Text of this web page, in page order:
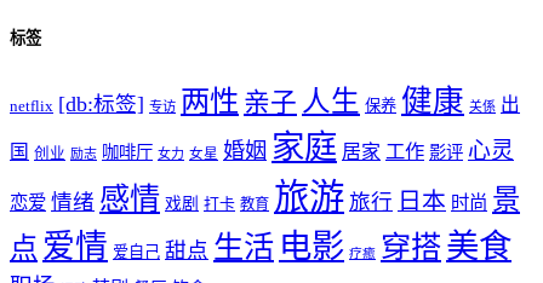
标签
netflix [db:标签] 专访 两性 亲子 人生 保养 健康 关係 出
国 创业 励志 咖啡厅 女力 女星 婚姻 家庭 居家 工作 影评 心灵
恋爱 情绪 感情 戏剧 打卡 教育 旅游 旅行 日本 时尚 景
点 爱情 爱自己 甜点 生活 电影 疗癒 穿搭美食